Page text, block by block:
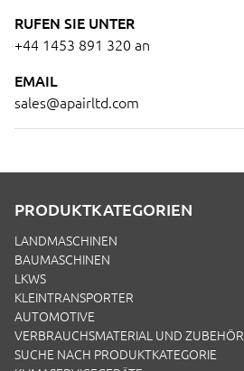
RUFEN SIE UNTER
+44 1453 891 320 an
EMAIL
sales@apairltd.com
PRODUKTKATEGORIEN
LANDMASCHINEN
BAUMASCHINEN
LKWS
KLEINTRANSPORTER
AUTOMOTIVE
VERBRAUCHSMATERIAL UND ZUBEHÖR
SUCHE NACH PRODUKTKATEGORIE